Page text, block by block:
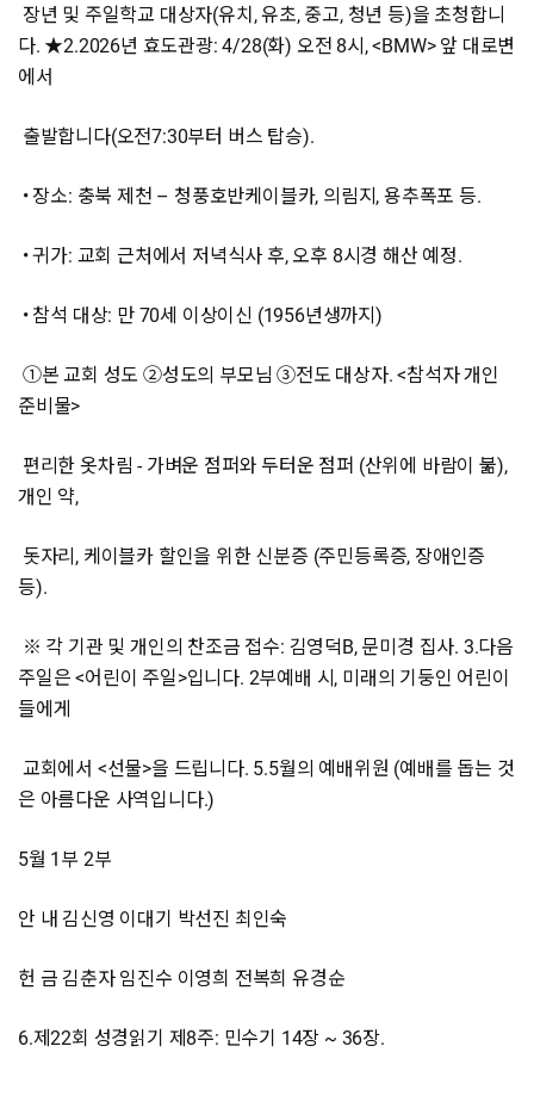
장년 및 주일학교 대상자(유치, 유초, 중고, 청년 등)을 초청합니
다. ★2.2026년 효도관광: 4/28(화) 오전 8시, <BMW> 앞 대로변
에서
출발합니다(오전7:30부터 버스 탑승).
• 장소: 충북 제천 – 청풍호반케이블카, 의림지, 용추폭포 등.
• 귀가: 교회 근처에서 저녁식사 후, 오후 8시경 해산 예정.
• 참석 대상: 만 70세 이상이신 (1956년생까지)
①본 교회 성도 ②성도의 부모님 ③전도 대상자. <참석자 개인
준비물>
편리한 옷차림 - 가벼운 점퍼와 두터운 점퍼 (산위에 바람이 붊),
개인 약,
돗자리, 케이블카 할인을 위한 신분증 (주민등록증, 장애인증
등).
※ 각 기관 및 개인의 찬조금 접수: 김영덕B, 문미경 집사. 3.다음
주일은 <어린이 주일>입니다. 2부예배 시, 미래의 기둥인 어린이
들에게
교회에서 <선물>을 드립니다. 5.5월의 예배위원 (예배를 돕는 것
은 아름다운 사역입니다.)
5월 1부 2부
안 내 김신영 이대기 박선진 최인숙
헌 금 김춘자 임진수 이영희 전복희 유경순
6.제22회 성경읽기 제8주: 민수기 14장 ~ 36장.